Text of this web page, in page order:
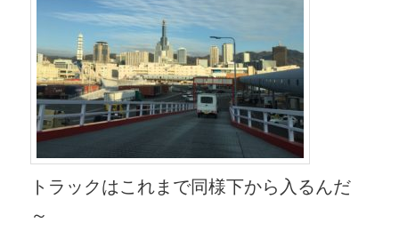
トラックはこれまで同様下から入るんだ
～